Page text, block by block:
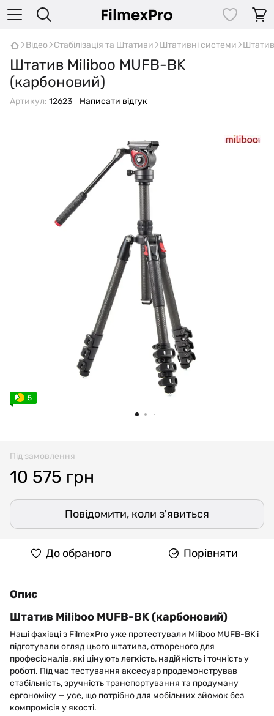
Відео Стабілізація та Штативи Штативні системи
Штатив Miliboo MUFB-BK
(карбоновий)
Артикул: 12623 Написати відгук
5
Під замовлення
10 575 грн
Повідомити, коли з'явиться
До обраного Порівняти
Опис
Штатив Miliboo MUFB-BK (карбоновий)
Наші фахівці з FilmexPro уже протестували Miliboo MUFB-BK і
підготували огляд цього штатива, створеного для
професіоналів, які цінують легкість, надійність і точність у
роботі. Під час тестування аксесуар продемонстрував
стабільність, зручність транспортування та продуману
ергономіку — усе, що потрібно для мобільних зйомок без
компромісів у якості.